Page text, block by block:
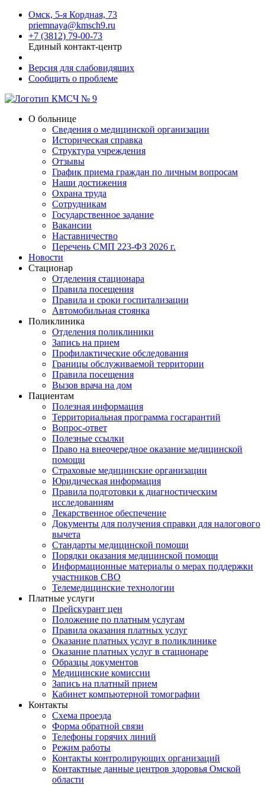
Омск, 5-я Кордная, 73
priemnaya@kmsch9.ru
+7 (3812) 79-00-73
Единый контакт-центр
Версия для слабовидящих
Сообщить о проблеме
О больнице
Сведения о медицинской организации
Историческая справка
Структура учреждения
Отзывы
График приема граждан по личным вопросам
Наши достижения
Охрана труда
Сотрудникам
Государственное задание
Вакансии
Наставничество
Перечень СМП 223-ФЗ 2026 г.
Новости
Стационар
Отделения стационара
Правила посещения
Правила и сроки госпитализации
Автомобильная стоянка
Поликлиника
Отделения поликлиники
Запись на прием
Профилактические обследования
Границы обслуживаемой территории
Правила посещения
Вызов врача на дом
Пациентам
Полезная информация
Территориальная программа госгарантий
Вопрос-ответ
Полезные ссылки
Право на внеочередное оказание медицинской
помощи
Страховые медицинские организации
Юридическая информация
Правила подготовки к диагностическим
исследованиям
Лекарственное обеспечение
Документы для получения справки для налогового
вычета
Стандарты медицинской помощи
Порядки оказания медицинской помощи
Информационные материалы о мерах поддержки
участников СВО
Телемедицинские технологии
Платные услуги
Прейскурант цен
Положение по платным услугам
Правила оказания платных услуг
Оказание платных услуг в поликлинике
Оказание платных услуг в стационаре
Образцы документов
Медицинские комиссии
Запись на платный прием
Кабинет компьютерной томографии
Контакты
Схема проезда
Форма обратной связи
Телефоны горячих линий
Режим работы
Контакты контролирующих организаций
Контактные данные центров здоровья Омской
области